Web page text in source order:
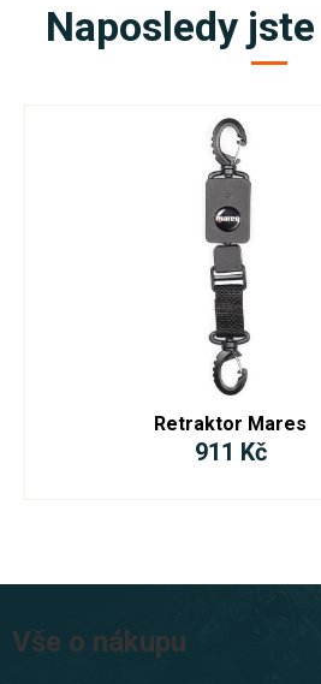
Naposledy
Retraktor Mares
911 Kč
áVše o nákupu